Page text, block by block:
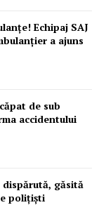
2de 2
Echipaj SAJ
a ajuns
de sub
accidentului
găsită
polițiști